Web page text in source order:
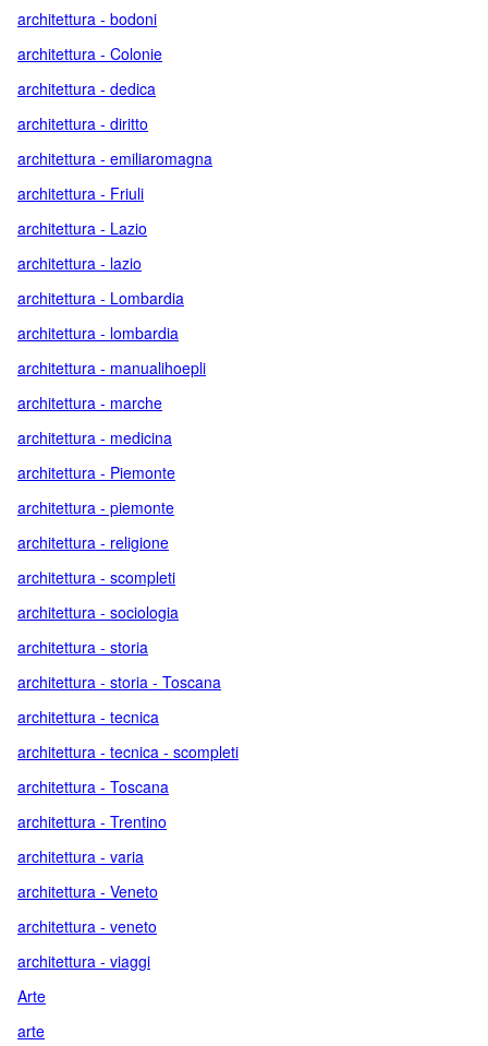
architettura - bodoni
architettura - Colonie
architettura - dedica
architettura - diritto
architettura - emiliaromagna
architettura - Friuli
architettura - Lazio
architettura - lazio
architettura - Lombardia
architettura - lombardia
architettura - manualihoepli
architettura - marche
architettura - medicina
architettura - Piemonte
architettura - piemonte
architettura - religione
architettura - scompleti
architettura - sociologia
architettura - storia
architettura - storia - Toscana
architettura - tecnica
architettura - tecnica - scompleti
architettura - Toscana
architettura - Trentino
architettura - varia
architettura - Veneto
architettura - veneto
architettura - viaggi
Arte
arte